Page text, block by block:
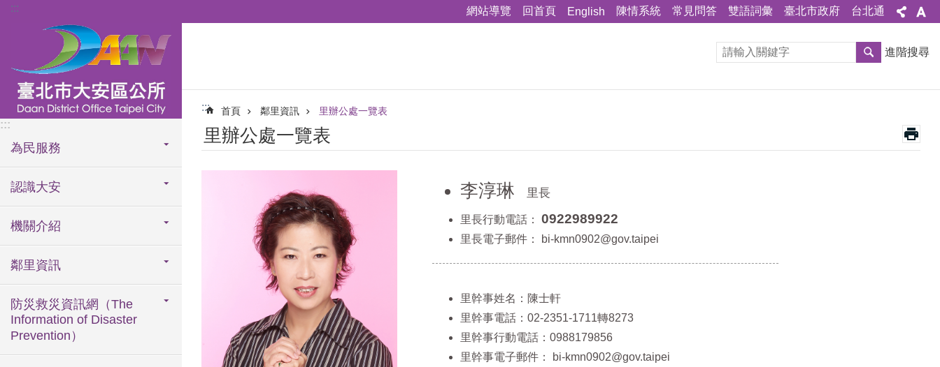
跳到主要內容區塊
::: 網站導覽 回首頁 English 陳情系統 常見問答 雙語詞彙 臺北市政府 台北通
:::
為民服務
認識大安
機關介紹
鄰里資訊
防災救災資訊網（The
Information of Disaster
Prevention）
進階搜尋
::: 首頁 鄰里資訊 里辦公處一覽表
里辦公處一覽表
李淳琳 里長
里長行動電話： 0922989922
里長電子郵件： bi-kmn0902@gov.taipei
里幹事姓名：陳士軒
里幹事電話：02-2351-1711轉8273
里幹事行動電話：0988179856
里幹事電子郵件：
bi-kmn0902@gov.taipei